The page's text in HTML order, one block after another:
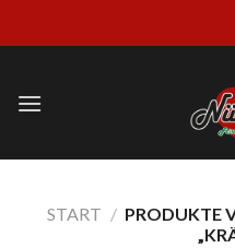
START / PRODUKTE